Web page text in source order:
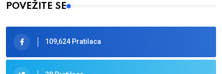
POVEŽITE SE
109,624 Pratilaca